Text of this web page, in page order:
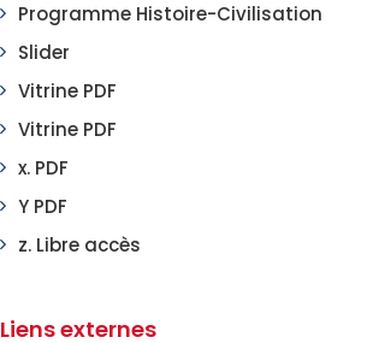
Programme Histoire-Civilisation
Slider
Vitrine PDF
Vitrine PDF
x. PDF
Y PDF
z. Libre accès
Liens externes